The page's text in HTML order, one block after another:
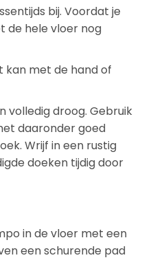
bij. Voordat je
de hele vloer nog
kan met de hand of
volledig droog. Gebruik
daaronder goed
Wrijf in een rustig
doeken tijdig door
in de vloer met een
een schurende pad